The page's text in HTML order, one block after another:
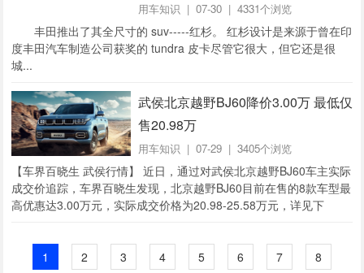
用车知识 | 07-30 | 4331个浏览
丰田推出了其全尺寸的 suv-----红杉。 红杉设计是来源于曾在印
度丰田汽车制造公司获奖的 tundra 皮卡尽管它很大，但它还是很
城...
武侯北京越野BJ60降价3.00万 最低仅
售20.98万
用车知识 | 07-29 | 3405个浏览
【车界百晓生 武侯行情】 近日，通过对武侯北京越野BJ60车主实际
成交价追踪，车界百晓生发现，北京越野BJ60目前在售的8款车型最
高优惠达3.00万元，实际成交价格为20.98-25.58万元，详见下
1 2 3 4 5 6 7 8